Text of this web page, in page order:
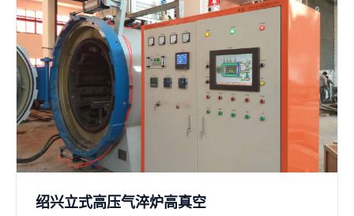
绍兴立式高压气淬炉高真空